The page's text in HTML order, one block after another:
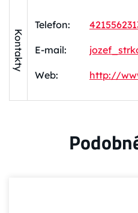
Kontakty
Telefon:
E-mail:
Web: http://